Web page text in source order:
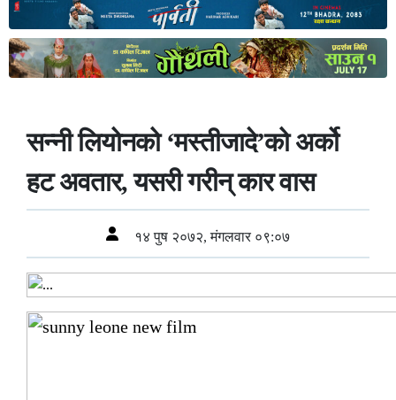
सन्नी लियोनको ‘मस्तीजादे’को अर्को
हट अवतार, यसरी गरीन् कार वास
१४ पुष २०७२, मंगलवार ०९:०७